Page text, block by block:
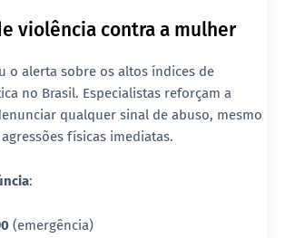
violência contra a mulher
o alerta sobre os altos índices de
no Brasil. Especialistas reforçam a
qualquer sinal de abuso, mesmo
físicas imediatas.
:
(emergência)